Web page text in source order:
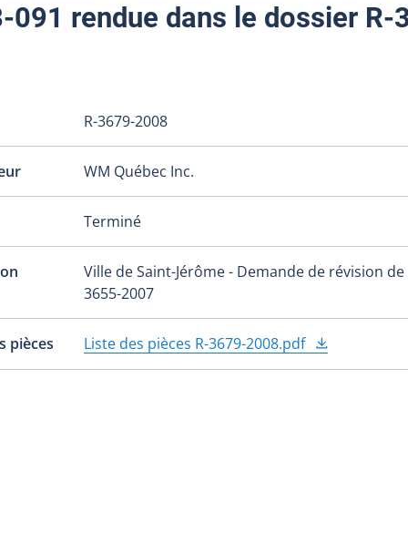
091 rendue dans le dossier R-
R-3679-2008
WM Québec Inc.
Terminé
Ville de Saint-Jérôme - Demande de révision
3655-2007
pièces Liste des pièces R-3679-2008.pdf